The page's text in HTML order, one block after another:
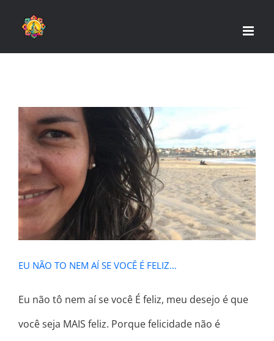
EU NÃO TO NEM AÍ SE VOCÊ É
FELIZ…
EU NÃO TO NEM AÍ SE VOCÊ É FELIZ…
Eu não tô nem aí se você É feliz, meu desejo é que
você seja MAIS feliz. Porque felicidade não é